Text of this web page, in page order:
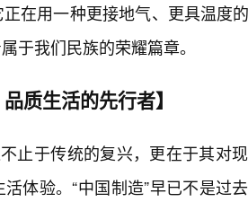
在用一种更接地气、更具温度
于我们民族的荣耀篇章。
质生活的先行者】
止于传统的复兴，更在于其对
体验。“中国制造”早已不是过